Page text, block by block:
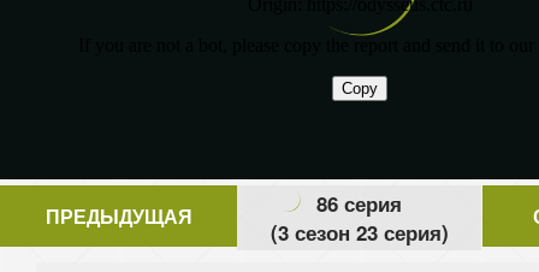
ПРЕДЫДУЩАЯ
86 серия
(3 сезон 23 серия)